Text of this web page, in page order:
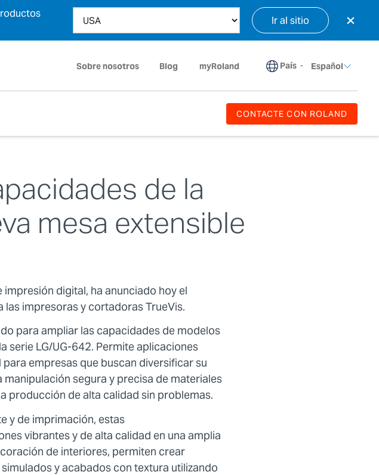
Ir al sitio ×
Sobre nosotros Blog myRoland País - Español
CONTACTE CON ROLAND
de la
mesa extensible
digital, ha anunciado hoy el
las impresoras y cortadoras TrueVis.
para ampliar las capacidades de modelos
serie LG/UG-642. Permite aplicaciones
empresas que buscan diversificar su
segura y precisa de materiales
producción de alta calidad sin problemas.
y de imprimación, estas
vibrantes y de alta calidad en una amplia
de interiores, permiten crear
y acabados con textura utilizando